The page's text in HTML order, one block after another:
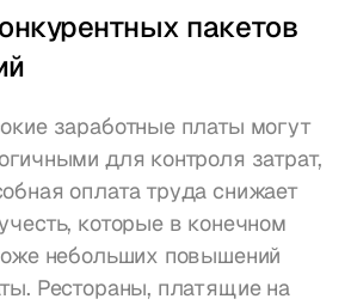
пакетов
заработные платы могут
для контроля затрат,
оплата труда снижает
которые в конечном
небольших повышений
Рестораны, платящие на